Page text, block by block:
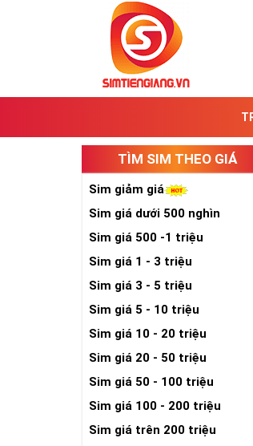
TÌM SIM THEO GIÁ
Sim giảm giá
Sim giá dưới 500 nghìn
Sim giá 500 -1 triệu
Sim giá 1 - 3 triệu
Sim giá 3 - 5 triệu
Sim giá 5 - 10 triệu
Sim giá 10 - 20 triệu
Sim giá 20 - 50 triệu
Sim giá 50 - 100 triệu
Sim giá 100 - 200 triệu
Sim giá trên 200 triệu